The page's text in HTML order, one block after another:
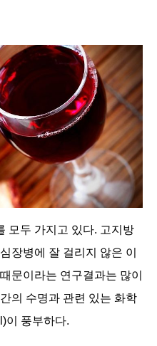
모두 가지고 있다. 고지방
장병에 잘 걸리지 않은 이
문이라는 연구결과는 많이
의 수명과 관련 있는 화학
이 풍부하다.